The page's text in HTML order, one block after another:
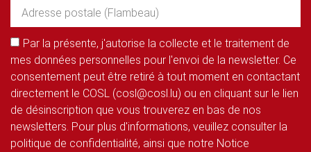
Par la présente, j'autorise la collecte et le traitement de
mes données personnelles pour l'envoi de la newsletter. Ce
consentement peut être retiré à tout moment en contactant
directement le COSL (cosl@cosl.lu) ou en cliquant sur le lien
de désinscription que vous trouverez en bas de nos
newsletters. Pour plus d'informations, veuillez consulter la
politique de confidentialité, ainsi que notre Notice